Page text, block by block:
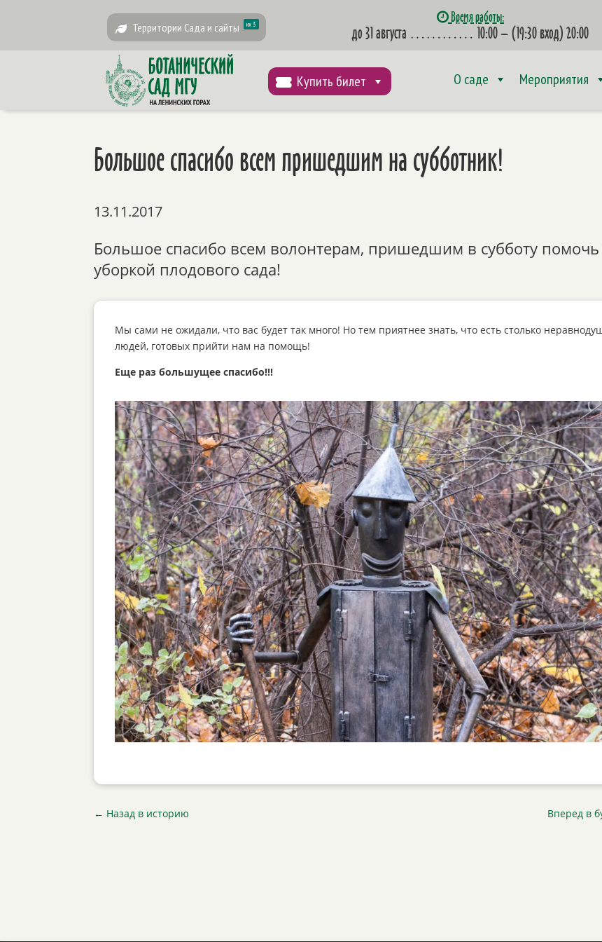
Территории Сада и сайты их 3 Время работы:
до 31 августа ………… 10:00 – (19:30 вход) 20:00
Купить билет О саде Мероприятия
Большое спасибо всем пришедшим на субботник!
13.11.2017
Большое спасибо всем волонтерам, пришедшим в субботу
уборкой плодового сада!
Мы сами не ожидали, что вас будет так много! Но тем приятнее знать, что есть столько
людей, готовых прийти нам на помощь!
Еще раз большущее спасибо!!!
← Назад в историю Вперед в